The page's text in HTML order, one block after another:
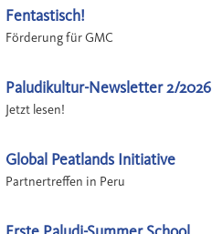
Fentastisch!
Förderung für GMC
Paludikultur-Newsletter 2/2026
Jetzt lesen!
Global Peatlands Initiative
Partnertreffen in Peru